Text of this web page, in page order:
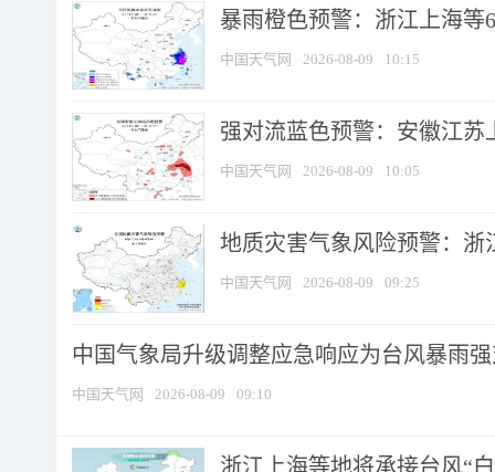
暴雨橙色预警：浙江上海等
中国天气网 2026-08-09 10:15
强对流蓝色预警：安徽江苏
中国天气网 2026-08-09 10:05
地质灾害气象风险预警：浙
中国天气网 2026-08-09 09:25
中国气象局升级调整应急响应为台风暴雨
中国天气网 2026-08-09 09:10
浙江上海等地将承接台风“